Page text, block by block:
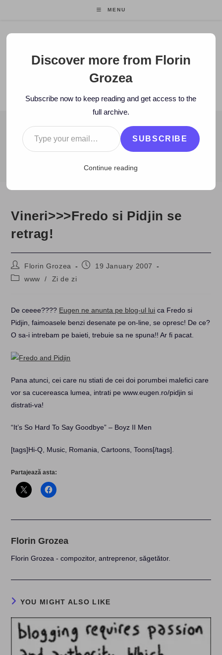
MENU
Florin Grozea
ENTREPRENEUR. FOUNDER/CEO MOCAPP.
BLOG
2007 > January > 19 > Zi de zi > Vineri>>>Fredo si Pidjin se
Vineri>>>Fredo si Pidjin se
retrag!
Post
author:
Florin Grozea
Post19 January 2007
Postwww / Zi de zi
De ceeee???? Eugen ne anunta pe blog-ul lui ca Fredo si
Pidjin, faimoasele benzi desenate pe on-line, se opresc! De ce?
O sa-i intrebam pe baieti, trebuie sa ne spuna!! Ar fi pacat.
Pana atunci, cei care nu stiati de cei doi porumbei malefici care
vor sa cucereasca lumea, intrati pe www.eugen.ro/pidjin si
distrati-va!
“It’s So Hard To Say Goodbye” – Boyz II Men
[tags]Hi-Q, Music, Romania, Cartoons, Toons[/tags]
Partajează asta:
Florin Grozea
Florin Grozea - compozitor, antreprenor, săgetător.
YOU MIGHT ALSO LIKE
Discover more from Florin
Grozea
Subscribe now to keep reading and get access to the
full archive.
Type your email…
SUBSCRIBE
Continue reading